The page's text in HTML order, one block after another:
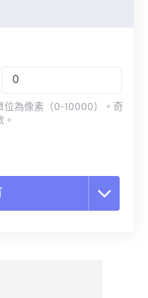
位為像素（0-10000）。奇